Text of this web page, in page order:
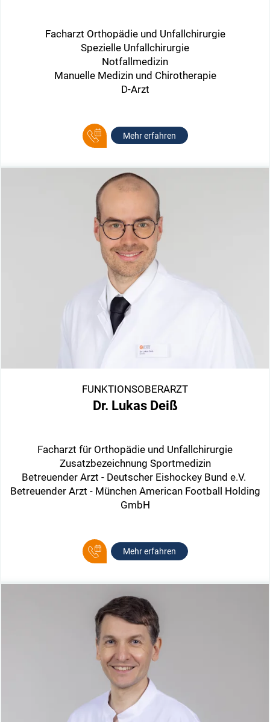
Facharzt Orthopädie und Unfallchirurgie
Spezielle Unfallchirurgie
Notfallmedizin
Manuelle Medizin und Chirotherapie
D-Arzt
Mehr erfahren
FUNKTIONSOBERARZT
Dr. Lukas Deiß
Facharzt für Orthopädie und Unfallchirurgie
Zusatzbezeichnung Sportmedizin
Betreuender Arzt - Deutscher Eishockey Bund e.V.
Betreuender Arzt - München American Football Holding
GmbH
Mehr erfahren